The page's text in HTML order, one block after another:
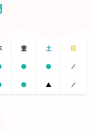
金 土 日
● ● ／
● ▲ ／